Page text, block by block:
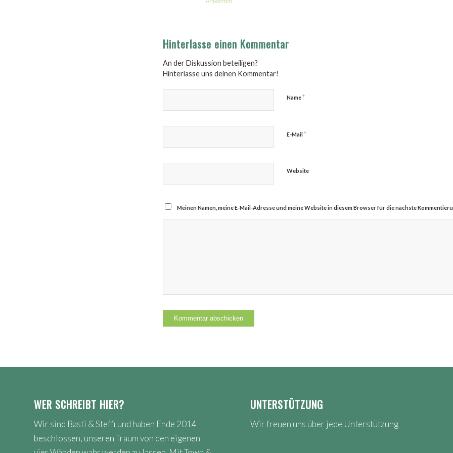
Hinterlasse einen Kommentar
An der Diskussion beteiligen?
Hinterlasse uns deinen Kommentar!
Name*
E-Mail *
Website
Meinen Namen, meine E-Mail-Adresse und meine Website in diesem Browser für die nächste
WER SCHREIBT HIER?
Wir sind Basti & Steffi und haben Ende 2014
beschlossen, unseren Traum von den eigenen
UNTERSTÜTZUNG
Wir freuen uns über jede Unterstützung